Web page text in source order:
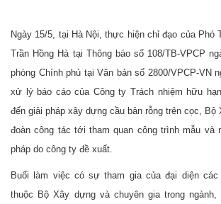
Ngày 15/5, tại Hà Nội, thực hiện chỉ đạo của Phó
Trần Hồng Hà tại Thông báo số 108/TB-VPCP
phòng Chính phủ tại Văn bản số 2800/VPCP-VN
xử lý báo cáo của Công ty Trách nhiệm hữu
đến giải pháp xây dựng cầu bản rỗng trên cọc,
đoàn công tác tới tham quan công trình mẫu và
pháp do công ty đề xuất.
Buổi làm việc có sự tham gia của đại diện
thuộc Bộ Xây dựng và chuyên gia trong ngành,